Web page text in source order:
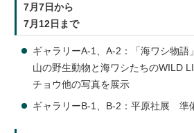
7月7日から
7月12日まで
ギャラリーA-1、A-2：「海ワシ物
山の野生動物と海ワシたちのWILD
チョウ他の写真を展示
ギャラリーB-1、B-2：平原社展 準